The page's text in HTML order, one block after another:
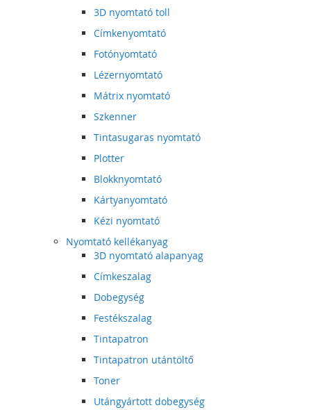
3D nyomtató toll
Címkenyomtató
Fotónyomtató
Lézernyomtató
Mátrix nyomtató
Szkenner
Tintasugaras nyomtató
Plotter
Blokknyomtató
Kártyanyomtató
Kézi nyomtató
Nyomtató kellékanyag
3D nyomtató alapanyag
Címkeszalag
Dobegység
Festékszalag
Tintapatron
Tintapatron utántöltő
Toner
Utángyártott dobegység